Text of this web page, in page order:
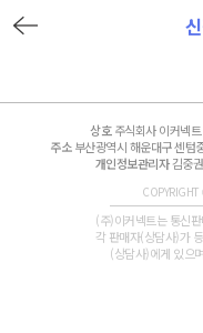
상호주식회사 이커넥트
주소부산광역시 해운대구 센
개인정보관리자김중권
(주)이커넥트는 통신
각 판매자(상담사)가
(상담사)에게 있으